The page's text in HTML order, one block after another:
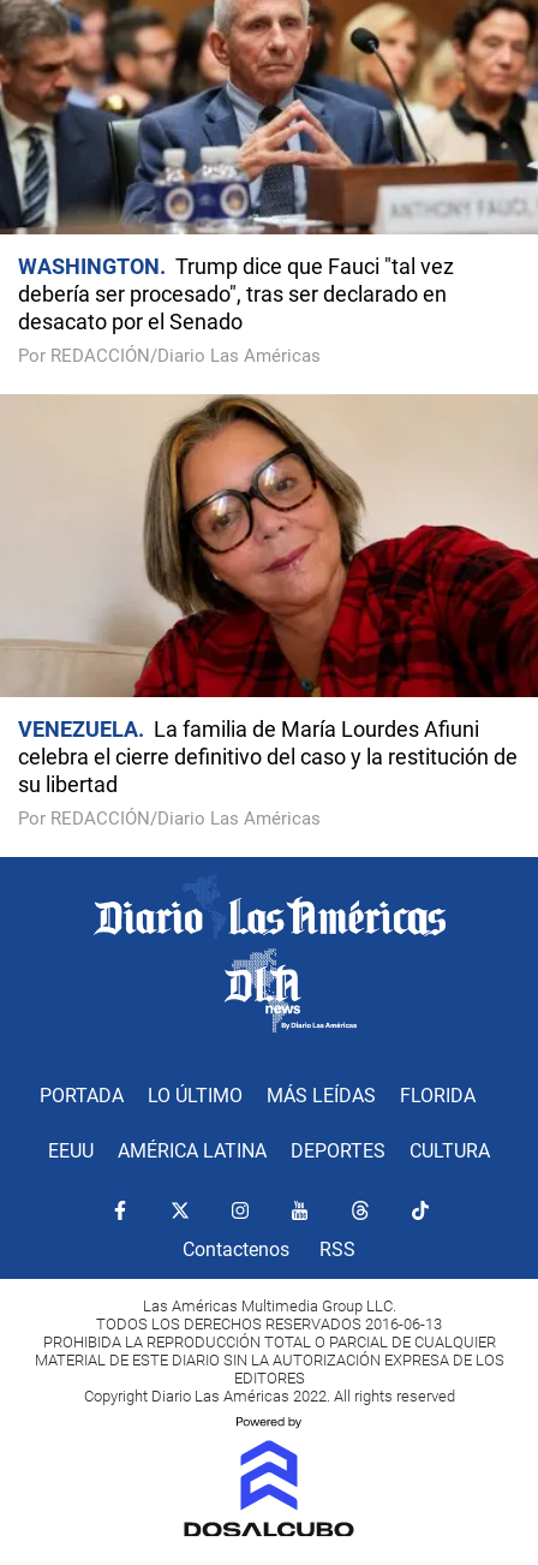
WASHINGTON
Trump dice que Fauci "tal vez
debería ser procesado", tras ser declarado en
desacato por el Senado
Por REDACCIÓN/Diario Las Américas
VENEZUELA
La familia de María Lourdes Afiuni
celebra el cierre definitivo del caso y la restitución de
su libertad
Por REDACCIÓN/Diario Las Américas
PORTADA LO ÚLTIMO MÁS LEÍDAS FLORIDA
EEUU AMÉRICA LATINA DEPORTES CULTURA
Contactenos RSS
Las Américas Multimedia Group LLC.
TODOS LOS DERECHOS RESERVADOS 2016-06-13
PROHIBIDA LA REPRODUCCIÓN TOTAL O PARCIAL DE CUALQUIER
MATERIAL DE ESTE DIARIO SIN LA AUTORIZACIÓN EXPRESA DE LOS
EDITORES
Copyright Diario Las Américas 2022. All rights reserved